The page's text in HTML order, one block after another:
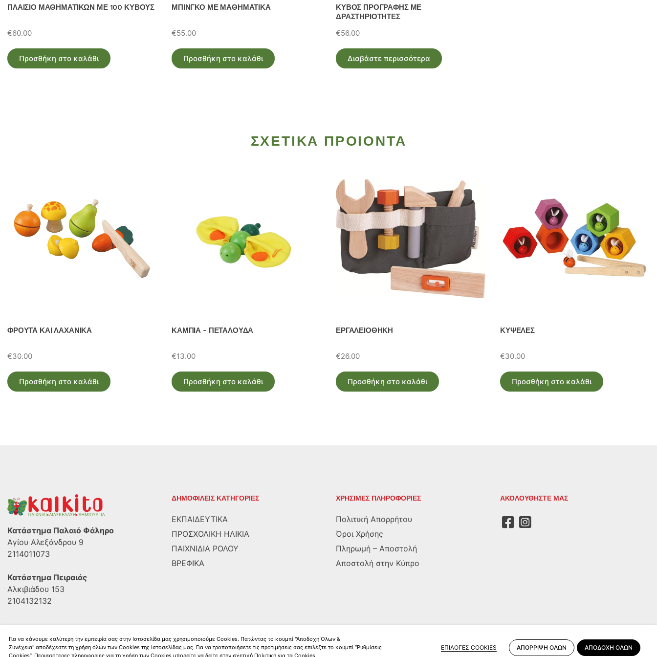
ΠΛΑΙΣΙΟ ΜΑΘΗΜΑΤΙΚΩΝ ΜΕ 100 ΚΥΒΟΥΣ
€60.00
Προσθήκη στο καλάθι
ΜΠΙΝΓΚΟ ΜΕ ΜΑΘΗΜΑΤΙΚΑ
€55.00
Προσθήκη στο καλάθι
ΚΥΒΟΣ ΠΡΟΓΡΑΦΗΣ ΜΕ
ΔΡΑΣΤΗΡΙΟΤΗΤΕΣ
€56.00
Διαβάστε περισσότερα
ΣΧΕΤΙΚΑ ΠΡΟΙΟΝΤΑ
ΦΡΟΥΤΑ ΚΑΙ ΛΑΧΑΝΙΚΑ
€30.00
Προσθήκη στο καλάθι
ΚΑΜΠΙΑ – ΠΕΤΑΛΟΥΔΑ
€13.00
Προσθήκη στο καλάθι
ΕΡΓΑΛΕΙΟΘΗΚΗ
€26.00
Προσθήκη στο καλάθι
ΚΥΨΕΛΕΣ
€30.00
Προσθήκη στο καλάθι
Κατάστημα Παλαιό Φάληρο
Αγίου Αλεξάνδρου 9
2114011073
Κατάστημα Πειραιάς
Αλκιβιάδου 153
2104132132
ΔΗΜΟΦΙΛΕΙΣ ΚΑΤΗΓΟΡΙΕΣ
ΕΚΠΑΙΔΕΥΤΙΚΑ
ΠΡΟΣΧΟΛΙΚΗ ΗΛΙΚΙΑ
ΠΑΙΧΝΙΔΙΑ ΡΟΛΟΥ
ΒΡΕΦΙΚΑ
ΧΡΗΣΙΜΕΣ ΠΛΗΡΟΦΟΡΙΕΣ
Πολιτική Απορρήτου
Όροι Χρήσης
Πληρωμή – Αποστολή
Αποστολή στην Κύπρο
ΑΚΟΛΟΥΘΗΣΤΕ ΜΑΣ
Kalkito.gr2026 | All rights reserved
Για να κάνουμε καλύτερη την εμπειρία σας στην Ιστοσελίδα μας χρησιμοποιούμε Cookies. Πατώντας το κουμπί "Αποδοχή Όλων &
Συνέχεια" αποδέχεστε τη χρήση όλων των Cookies της Ιστοσελίδας μας. Για να τροποποιήσετε τις προτιμήσεις σας επιλέξτε το κουμπί “Ρυθμίσεις
Cookies”. Περισσότερες πληροφορίες για τη χρήση των Cookies μπορείτε να δείτε στην σχετική Πολιτική για τα Cookies.
ΕΠΙΛΟΓΕΣ COOKIES ΑΠΟΡΡΙΨΗ ΟΛΩΝ ΑΠΟΔΟΧΗ ΟΛΩΝ